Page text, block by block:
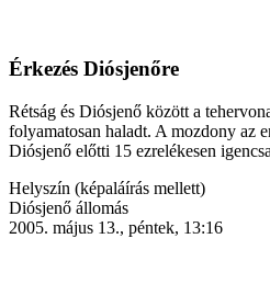
Érkezés Diósjenőre
Rétság és Diósjenő között a
folyamatosan haladt. A mozdony az
Diósjenő előtti 15 ezrelékesen
Helyszín (képaláírás mellett)
Diósjenő állomás
2005. május 13., péntek, 13:16